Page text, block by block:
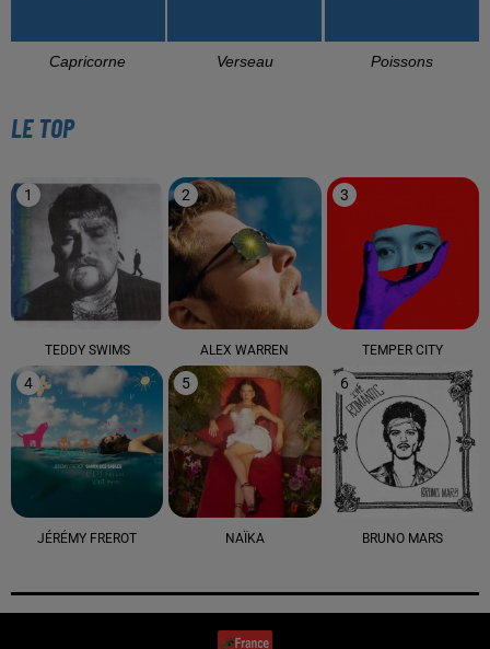
Capricorne Verseau Poissons
LE TOP
1
TEDDY SWIMS
2
ALEX WARREN
3
TEMPER CITY
4
JÉRÉMY FREROT
5
NAÏKA
6
BRUNO MARS